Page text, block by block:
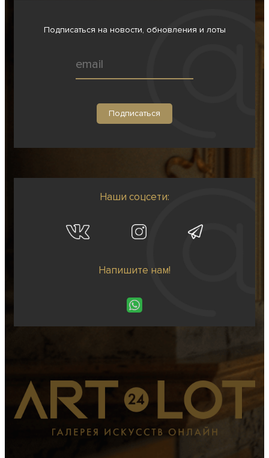
Подписаться на новости, обновления и лоты
Наши соцсети:
Напишите нам!